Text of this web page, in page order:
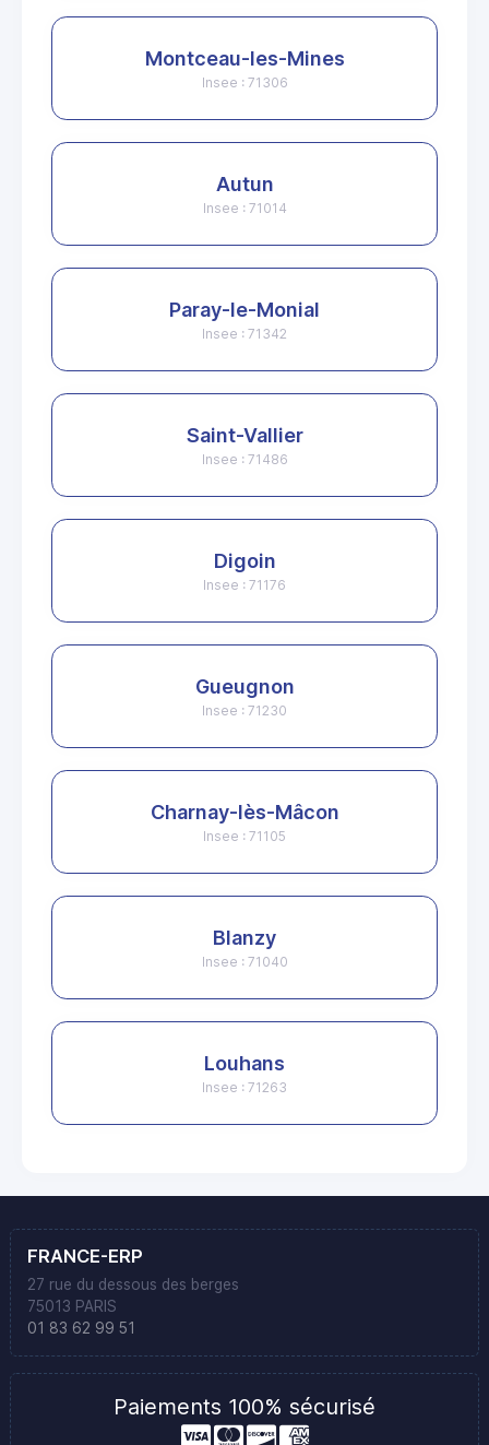
Montceau-les-Mines
Insee : 71306
Autun
Insee : 71014
Paray-le-Monial
Insee : 71342
Saint-Vallier
Insee : 71486
Digoin
Insee : 71176
Gueugnon
Insee : 71230
Charnay-lès-Mâcon
Insee : 71105
Blanzy
Insee : 71040
Louhans
Insee : 71263
FRANCE-ERP
27 rue du dessous des berges
75013 PARIS
01 83 62 99 51
Paiements 100% sécurisé